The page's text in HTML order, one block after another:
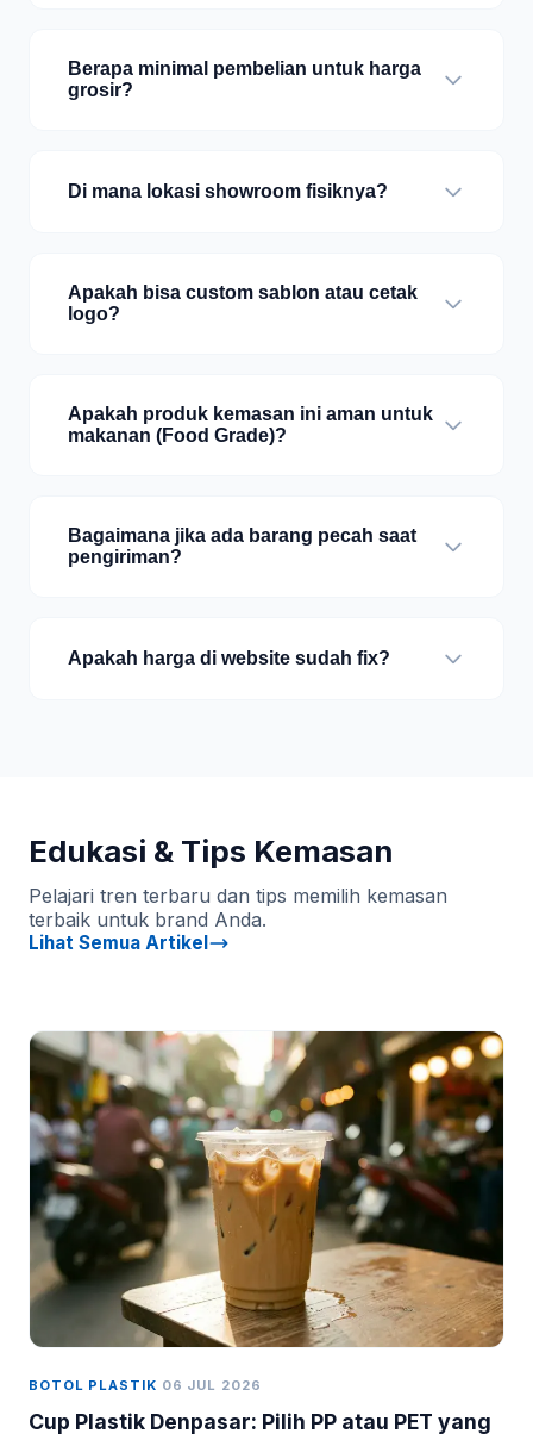
Berapa minimal pembelian untuk harga
grosir?
Di mana lokasi showroom fisiknya?
Apakah bisa custom sablon atau cetak
logo?
Apakah produk kemasan ini aman untuk
makanan (Food Grade)?
Bagaimana jika ada barang pecah saat
pengiriman?
Apakah harga di website sudah fix?
Edukasi & Tips Kemasan
Pelajari tren terbaru dan tips memilih kemasan
terbaik untuk brand Anda.
Lihat Semua Artikel
BOTOL PLASTIK 06 JUL 2026
Cup Plastik Denpasar: Pilih PP atau PET yang